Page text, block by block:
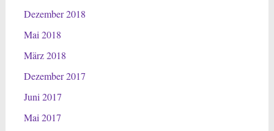
Dezember 2018
Mai 2018
März 2018
Dezember 2017
Juni 2017
Mai 2017